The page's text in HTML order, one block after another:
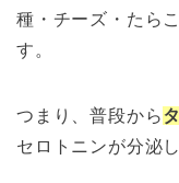
種・チーズ・たら
す。
つまり、普段から
セロトニンが分泌